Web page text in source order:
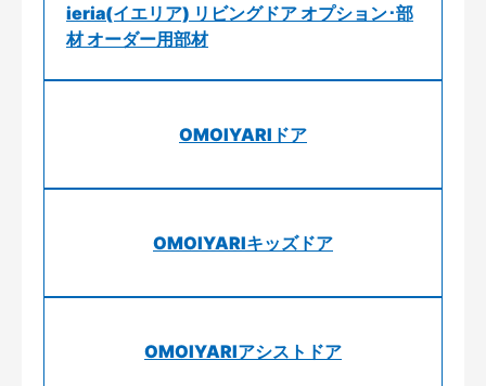
ieria(イエリア) リビングドア オプション･部
材 オーダー用部材
OMOIYARIドア
OMOIYARIキッズドア
OMOIYARIアシストドア